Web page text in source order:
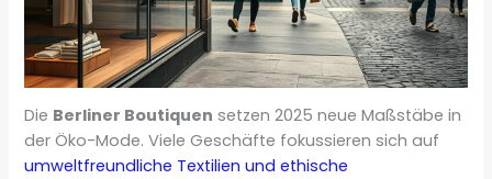
Die Berliner Boutiquen setzen 2025 neue Maßstäbe in
der Öko-Mode. Viele Geschäfte fokussieren sich auf
umweltfreundliche Textilien und ethische